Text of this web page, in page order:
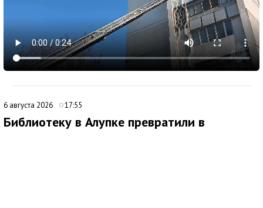
6 августа 2026 17:55
Библиотеку в Алупке превратили в